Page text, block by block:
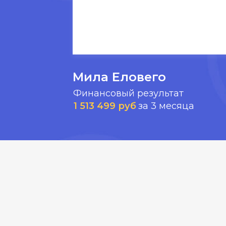
Мила Еловего
Финансовый результат
1 513 499 рубза 3 месяца